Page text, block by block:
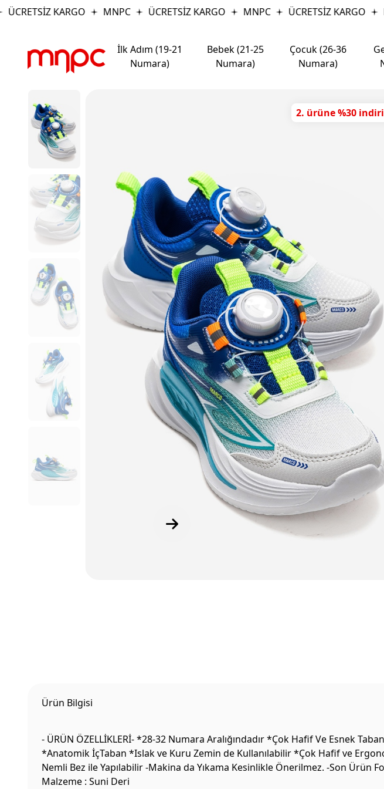
ÜCRETSİZ KARGO MNPC ÜCRETSİZ KARGO MNPC ÜCRETSİZ KARGO
İlk Adım (19-21
Numara)
Bebek (21-25
Numara)
Çocuk (26-36
Numara)
2. ürüne %30
Ürün Bilgisi
- ÜRÜN ÖZELLİKLERİ- *28-32 Numara Aralığındadır *Çok Hafif Ve Esnek
*Anatomik İçTaban *Islak ve Kuru Zemin de Kullanılabilir *Çok Hafif ve
Nemli Bez ile Yapılabilir -Makina da Yıkama Kesinlikle Önerilmez. -Son Ürün
Malzeme : Suni Deri